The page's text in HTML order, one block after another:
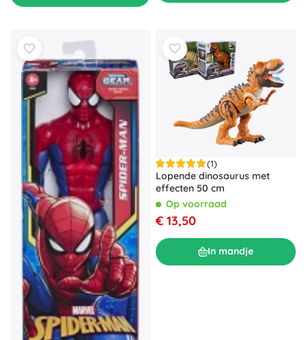
(1)
Lopende dinosaurus met
effecten 50 cm
Op voorraad
€ 13,50
In mandje